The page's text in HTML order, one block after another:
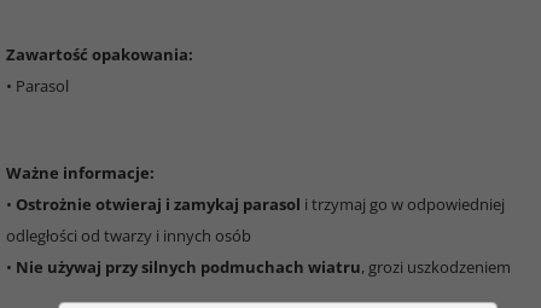
Zawartość opakowania:
• Parasol
Ważne informacje:
• Ostrożnie otwieraj i zamykaj parasol i trzymaj go w odpowiedniej
odległości od twarzy i innych osób
• Nie używaj przy silnych podmuchach wiatru, grozi uszkodzeniem